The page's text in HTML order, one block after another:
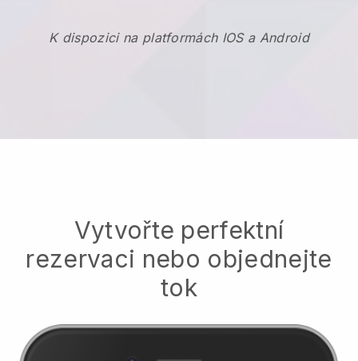
K dispozici na platformách IOS a Android
Vytvořte perfektní
rezervaci nebo objednejte
tok